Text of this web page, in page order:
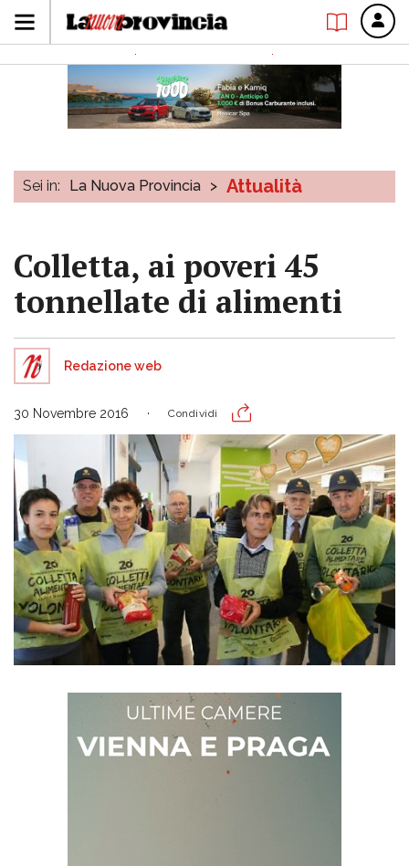
Sei in: La Nuova Provincia > Attualità
Colletta, ai poveri 45
tonnellate di alimenti
Redazione web
30 Novembre 2016 Condividi